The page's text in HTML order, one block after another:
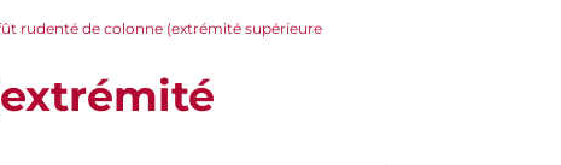
rudenté de colonne (extrémité supérieure